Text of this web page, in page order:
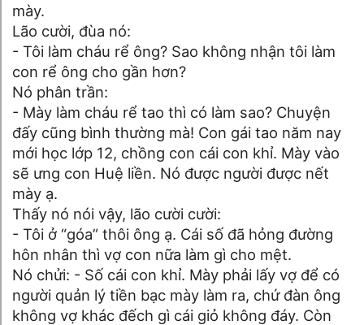
mày.
Lão cười, đùa nó:
- Tôi làm cháu rể ông? Sao không nhận tôi làm
con rể ông cho gần hơn?
Nó phân trần:
- Mày làm cháu rể tao thì có làm sao? Chuyện
đấy cũng bình thường mà! Con gái tao năm nay
mới học lớp 12, chồng con cái con khỉ. Mày vào
sẽ ưng con Huệ liền. Nó được người được nết
mày ạ.
Thấy nó nói vậy, lão cười cười:
- Tôi ở “góa” thôi ông ạ. Cái số đã hỏng đường
hôn nhân thì vợ con nữa làm gì cho mệt.
Nó chửi: - Số cái con khỉ. Mày phải lấy vợ để có
người quản lý tiền bạc mày làm ra, chứ đàn ông
không vợ khác đếch gì cái giỏ không đáy. Còn